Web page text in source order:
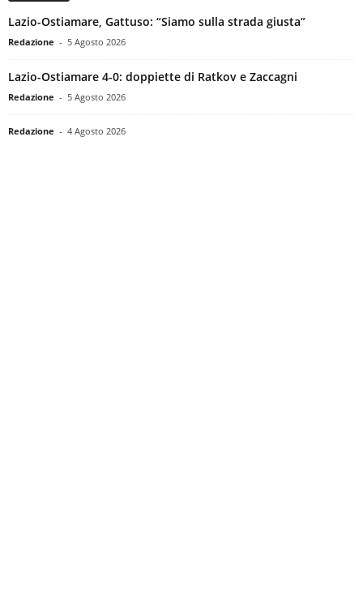
Lazio-Ostiamare, Gattuso: “Siamo sulla strada giusta”
Redazione - 5 Agosto 2026
Lazio-Ostiamare 4-0: doppiette di Ratkov e Zaccagni
Redazione - 5 Agosto 2026
Redazione - 4 Agosto 2026